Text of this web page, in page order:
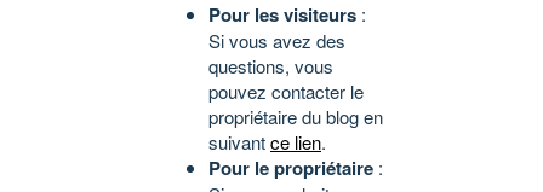
Pour les visiteurs :
Si vous avez des
questions, vous
pouvez contacter le
propriétaire du blog en
suivantce lien.
Pour le propriétaire :